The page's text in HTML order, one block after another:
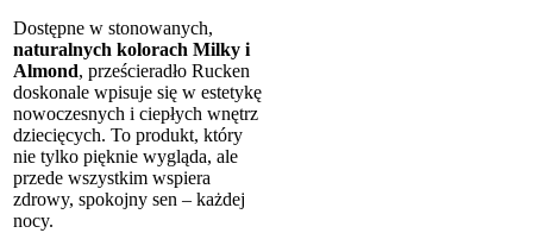
Dostępne w stonowanych,
naturalnych kolorach Milky i
Almond, prześcieradło Rucken
doskonale wpisuje się w estetykę
nowoczesnych i ciepłych wnętrz
dziecięcych. To produkt, który
nie tylko pięknie wygląda, ale
przede wszystkim wspiera
zdrowy, spokojny sen – każdej
nocy.